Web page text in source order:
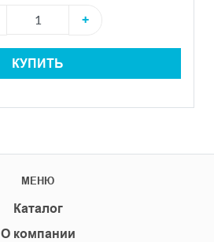
+
КУПИТЬ
МЕНЮ
Каталог
О компании